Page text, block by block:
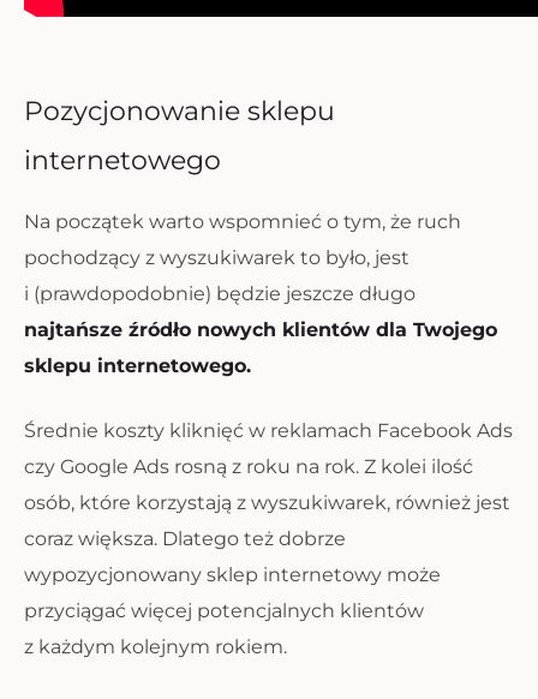
Pozycjonowanie sklepu
internetowego
Na początek warto wspomnieć o tym, że ruch
pochodzący z wyszukiwarek to było, jest
i (prawdopodobnie) będzie jeszcze długo
najtańsze źródło nowych klientów dla Twojego
sklepu internetowego.
Średnie koszty kliknięć w reklamach Facebook Ads
czy Google Ads rosną z roku na rok. Z kolei ilość
osób, które korzystają z wyszukiwarek, również jest
coraz większa. Dlatego też dobrze
wypozycjonowany sklep internetowy może
przyciągać więcej potencjalnych klientów
z każdym kolejnym rokiem.